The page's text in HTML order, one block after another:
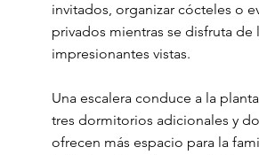
invitados, organizar cócteles o
privados mientras se disfruta de
impresionantes vistas.
Una escalera conduce a la
tres dormitorios adicionales y
ofrecen más espacio para la